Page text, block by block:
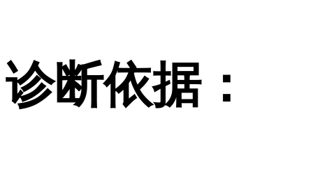
诊断依据：